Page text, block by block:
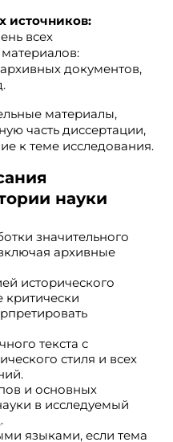
источников:
всех
документов,
материалы,
часть диссертации,
к теме исследования.
науки
значительного
архивные
исторического
критически
текста с
стиля и всех
и основных
в исследуемый
языками, если тема